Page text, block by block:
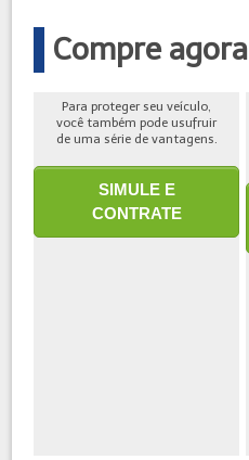
Compre agora
Para proteger seu veículo,
você também pode usufruir
de uma série de vantagens.
SIMULE E
CONTRATE